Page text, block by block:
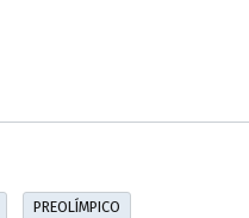
PREOLÍMPICO